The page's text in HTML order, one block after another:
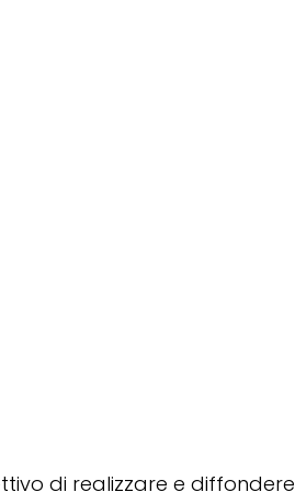
di realizzare e diffondere